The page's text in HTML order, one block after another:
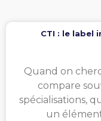
CTI : le label
Quand on
compare
spécialisations,
un